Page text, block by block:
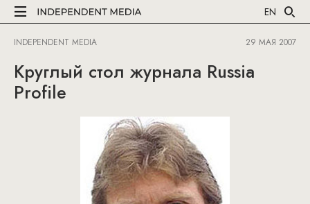
EN
INDEPENDENT MEDIA 29 МАЯ 2007
Круглый стол журнала Russia
Profile